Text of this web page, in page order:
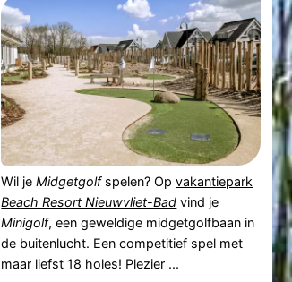
Wil jeMidgetgolfspelen? Opvakantiepark
Beach Resort Nieuwvliet-Bad vind je
Minigolf, een geweldige midgetgolfbaan in
de buitenlucht. Een competitief spel met
maar liefst 18 holes! Plezier ...